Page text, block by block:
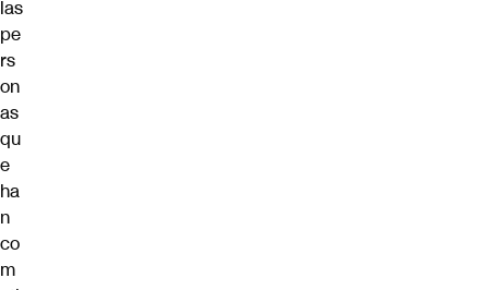
las
pe
rs
on
as
qu
e
ha
n
co
m